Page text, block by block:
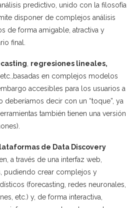
predictivo, unido con la filosofía
disponer de complejos análisis
de forma amigable, atractiva y
final.
regresiones lineales,
, etc.,basadas en complejos modelos
accesibles para los usuarios a
deberíamos decir con un “toque”, ya
también tienen una versión
de Data Discovery
a través de una interfaz web,
pudiendo crear complejos y
(forecasting, redes neuronales,
etc.) y, de forma interactiva,